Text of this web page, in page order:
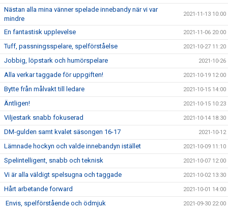
Nästan alla mina vänner spelade innebandy när vi var
mindre
2021-11-13 10:00
En fantastisk upplevelse 2021-11-06 20:00
Tuff, passningsspelare, spelförståelse 2021-10-27 11:20
Jobbig, löpstark och humörspelare 2021-10-26
Alla verkar taggade för uppgiften! 2021-10-19 12:00
Bytte från målvakt till ledare 2021-10-15 14:00
Äntligen! 2021-10-15 10:23
Viljestark snabb fokuserad 2021-10-14 18:30
DM-gulden samt kvalet säsongen 16-17 2021-10-12
Lämnade hockyn och valde innebandyn istället 2021-10-09 11:10
Spelintelligent, snabb och teknisk 2021-10-07 12:00
Vi är alla väldigt spelsugna och taggade 2021-10-02 13:30
Hårt arbetande forward 2021-10-01 14:00
Envis, spelförstående och ödmjuk 2021-09-30 22:00